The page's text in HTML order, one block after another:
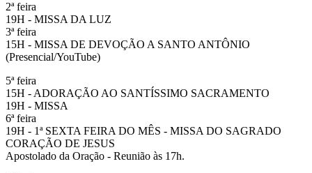
2ª feira
19H - MISSA DA LUZ
3ª feira
15H - MISSA DE DEVOÇÃO A SANTO ANTÔNIO
(Presencial/YouTube)
5ª feira
15H - ADORAÇÃO AO SANTÍSSIMO SACRAMENTO
19H - MISSA
6ª feira
19H - 1ª SEXTA FEIRA DO MÊS - MISSA DO SAGRADO
CORAÇÃO DE JESUS
Apostolado da Oração - Reunião às 17h.